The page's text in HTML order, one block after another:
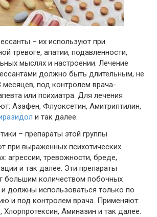
– их используют при
тревоге, апатии, подавленности,
мыслях и настроении. Лечение
должно быть длительным, не
месяцев, под контролем врача-
или психиатра. Для лечения
Азафен, Флуоксетин, Амитриптилин,
и так далее.
– препараты этой группы
при выраженных психотических
агрессии, тревожности, бреде,
и так далее. Эти препараты
большим количеством побочных
и должны использоваться только по
и под контролем врача. Применяют:
Хлорпротексин, Аминазин и так далее.